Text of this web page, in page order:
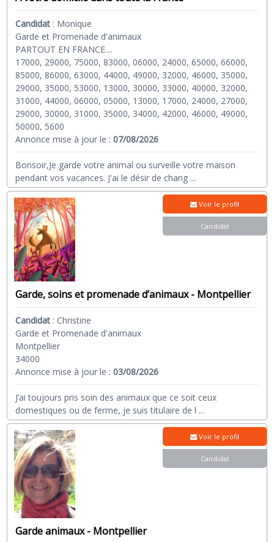
Candidat : Monique
Garde et Promenade d'animaux
PARTOUT EN FRANCE....
17000, 29000, 75000, 83000, 06000, 24000, 65000, 66000,
85000, 86000, 63000, 44000, 49000, 32000, 46000, 35000,
29000, 35000, 53000, 13000, 30000, 33000, 40000, 32000,
31000, 44000, 06000, 05000, 13000, 17000, 24000, 27000,
29000, 30000, 31000, 35000, 34000, 42000, 46000, 49000,
50000, 5600
Annonce mise à jour le :07/08/2026
Bonsoir,Je garde votre animal ou surveille votre maison
pendant vos vacances. J'ai le désir de chang ...
Garde, soins et promenade d’animaux - Montpellier
Candidat : Christine
Garde et Promenade d'animaux
Montpellier
34000
Annonce mise à jour le :03/08/2026
J’ai toujours pris soin des animaux que ce soit ceux
domestiques ou de ferme, je suis titulaire de l ...
Voir le profil
Candidat
Garde animaux - Montpellier
Voir le profil
Candidat